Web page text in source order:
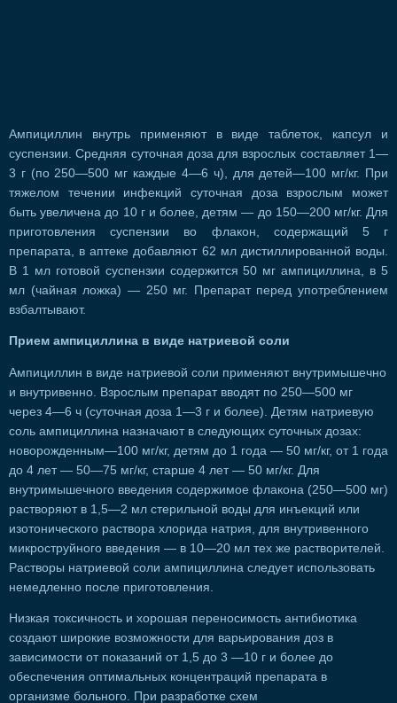
Ампициллин внутрь применяют в виде таблеток, капсул и
суспензии. Средняя суточная доза для взрослых составляет 1—
3 г (по 250—500 мг каждые 4—6 ч), для детей—100 мг/кг. При
тяжелом течении инфекций суточная доза взрослым может
быть увеличена до 10 г и более, детям — до 150—200 мг/кг. Для
приготовления суспензии во флакон, содержащий 5 г
препарата, в аптеке добавляют 62 мл дистиллированной воды.
В 1 мл готовой суспензии содержится 50 мг ампициллина, в 5
мл (чайная ложка) — 250 мг. Препарат перед употреблением
взбалтывают.
Прием ампициллина в виде натриевой соли
Ампициллин в виде натриевой соли применяют внутримышечно
и внутривенно. Взрослым препарат вводят по 250—500 мг
через 4—6 ч (суточная доза 1—3 г и более). Детям натриевую
соль ампициллина назначают в следующих суточных дозах:
новорожденным—100 мг/кг, детям до 1 года — 50 мг/кг, от 1 года
до 4 лет — 50—75 мг/кг, старше 4 лет — 50 мг/кг. Для
внутримышечного введения содержимое флакона (250—500 мг)
растворяют в 1,5—2 мл стерильной воды для инъекций или
изотонического раствора хлорида натрия, для внутривенного
микроструйного введения — в 10—20 мл тех же растворителей.
Растворы натриевой соли ампициллина следует использовать
немедленно после приготовления.
Низкая токсичность и хорошая переносимость антибиотика
создают широкие возможности для варьирования доз в
зависимости от показаний от 1,5 до 3 —10 г и более до
обеспечения оптимальных концентраций препарата в
организме больного. При разработке схем